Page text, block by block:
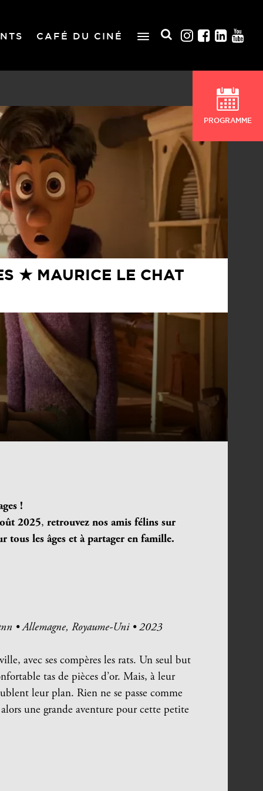
CAFÉ DU CINÉ
PROGRAMME
★ MAURICE LE CHAT
!
2025, retrouvez nos amis félins sur
tous les âges et à partager en famille.
• Allemagne, Royaume-Uni • 2023
avec ses compères les rats. Un seul but
tas de pièces d’or. Mais, à leur
leur plan. Rien ne se passe comme
une grande aventure pour cette petite